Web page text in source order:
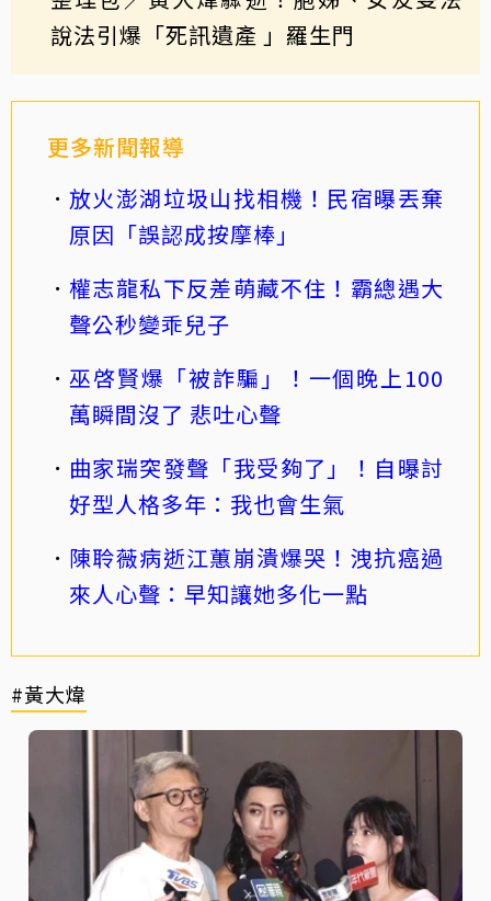
說法引爆「死訊遺產 」羅生門
更多新聞報導
放火澎湖垃圾山找相機！民宿曝丟棄
原因「誤認成按摩棒」
權志龍私下反差萌藏不住！霸總遇大
聲公秒變乖兒子
巫啓賢爆「被詐騙」！一個晚上100
萬瞬間沒了 悲吐心聲
曲家瑞突發聲「我受夠了」！自曝討
好型人格多年：我也會生氣
陳聆薇病逝江蕙崩潰爆哭！洩抗癌過
來人心聲：早知讓她多化一點
#黃大煒